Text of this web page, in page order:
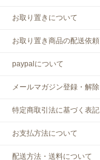
お取り置きについて
お取り置き商品の配送依頼
paypalについて
メールマガジン登録・解除
特定商取引法に基づく表記
お支払方法について
配送方法・送料について